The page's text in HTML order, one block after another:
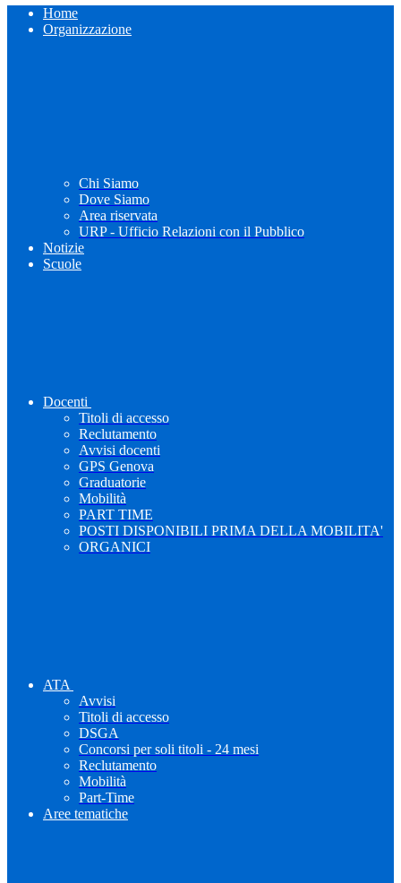
Home
Organizzazione
Chi Siamo
Dove Siamo
Area riservata
URP - Ufficio Relazioni con il Pubblico
Notizie
Scuole
Docenti
Titoli di accesso
Reclutamento
Avvisi docenti
GPS Genova
Graduatorie
Mobilità
PART TIME
POSTI DISPONIBILI PRIMA DELLA MOBILITA'
ORGANICI
ATA
Avvisi
Titoli di accesso
DSGA
Concorsi per soli titoli - 24 mesi
Reclutamento
Mobilità
Part-Time
Aree tematiche